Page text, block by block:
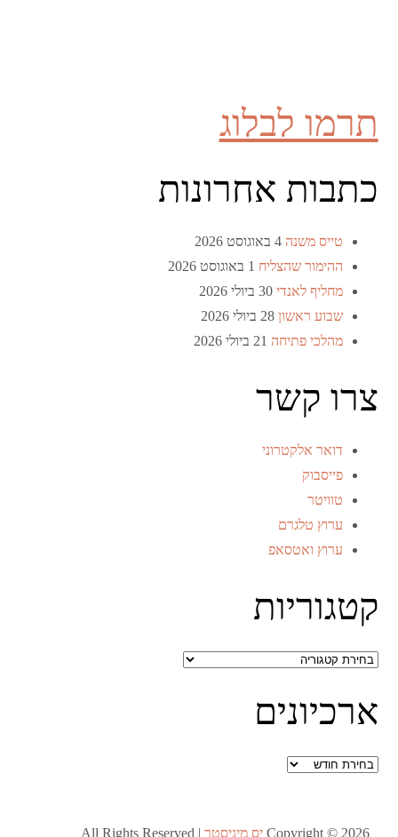
תרמו לבלוג
כתבות אחרונות
טייס משנה 4 באוגוסט 2026
ההימור שהצליח 1 באוגוסט 2026
מחליף לאנדי 30 ביולי 2026
שבוע ראשון 28 ביולי 2026
מהלכי פתיחה 21 ביולי 2026
צרו קשר
דואר אלקטרוני
פייסבוק
טוויטר
ערוץ טלגרם
ערוץ ואטסאפ
קטגוריות
קטגוריות
ארכיונים
ארכיונים
Copyright © 2026 יס מיניסטר All Rights Reserved |